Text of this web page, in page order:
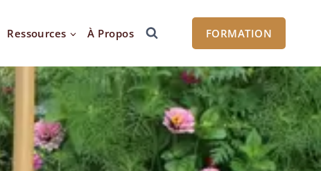
Ressources À Propos FORMATION